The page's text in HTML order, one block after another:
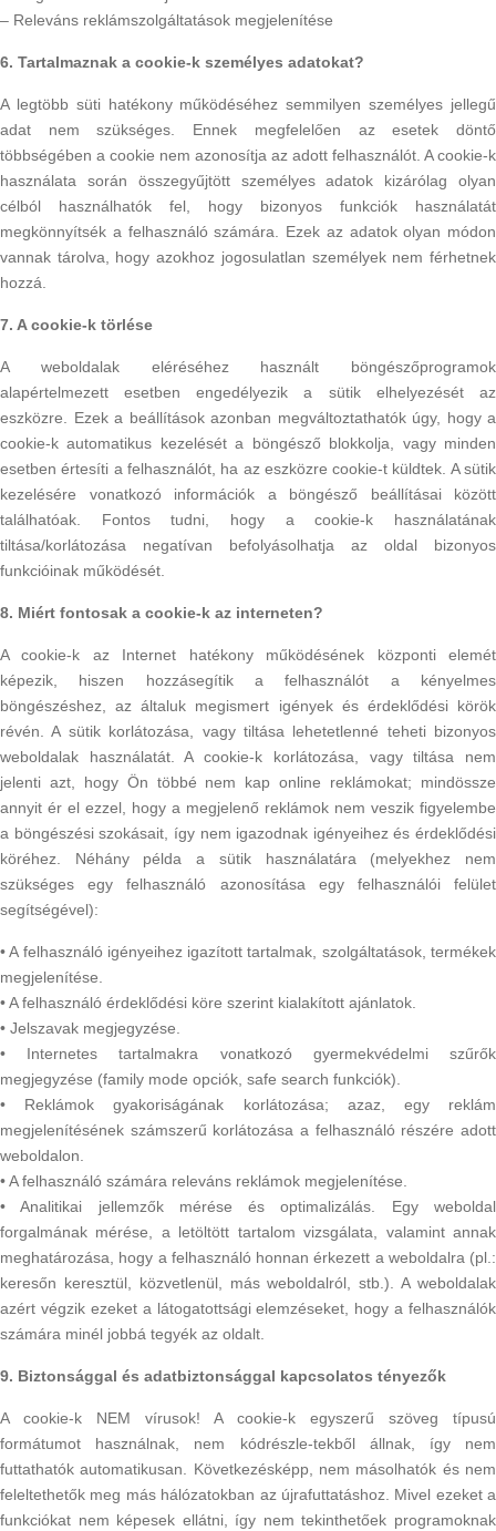
– Releváns reklámszolgáltatások megjelenítése
6. Tartalmaznak a cookie-k személyes adatokat?
A legtöbb süti hatékony működéséhez semmilyen személyes jellegű
adat nem szükséges. Ennek megfelelően az esetek döntő
többségében a cookie nem azonosítja az adott felhasználót. A cookie-k
használata során összegyűjtött személyes adatok kizárólag olyan
célból használhatók fel, hogy bizonyos funkciók használatát
megkönnyítsék a felhasználó számára. Ezek az adatok olyan módon
vannak tárolva, hogy azokhoz jogosulatlan személyek nem férhetnek
hozzá.
7. A cookie-k törlése
A weboldalak eléréséhez használt böngészőprogramok
alapértelmezett esetben engedélyezik a sütik elhelyezését az
eszközre. Ezek a beállítások azonban megváltoztathatók úgy, hogy a
cookie-k automatikus kezelését a böngésző blokkolja, vagy minden
esetben értesíti a felhasználót, ha az eszközre cookie-t küldtek. A sütik
kezelésére vonatkozó információk a böngésző beállításai között
találhatóak. Fontos tudni, hogy a cookie-k használatának
tiltása/korlátozása negatívan befolyásolhatja az oldal bizonyos
funkcióinak működését.
8. Miért fontosak a cookie-k az interneten?
A cookie-k az Internet hatékony működésének központi elemét
képezik, hiszen hozzásegítik a felhasználót a kényelmes
böngészéshez, az általuk megismert igények és érdeklődési körök
révén. A sütik korlátozása, vagy tiltása lehetetlenné teheti bizonyos
weboldalak használatát. A cookie-k korlátozása, vagy tiltása nem
jelenti azt, hogy Ön többé nem kap online reklámokat; mindössze
annyit ér el ezzel, hogy a megjelenő reklámok nem veszik figyelembe
a böngészési szokásait, így nem igazodnak igényeihez és érdeklődési
köréhez. Néhány példa a sütik használatára (melyekhez nem
szükséges egy felhasználó azonosítása egy felhasználói felület
segítségével):
• A felhasználó igényeihez igazított tartalmak, szolgáltatások, termékek
megjelenítése.
• A felhasználó érdeklődési köre szerint kialakított ajánlatok.
• Jelszavak megjegyzése.
• Internetes tartalmakra vonatkozó gyermekvédelmi szűrők
megjegyzése (family mode opciók, safe search funkciók).
• Reklámok gyakoriságának korlátozása; azaz, egy reklám
megjelenítésének számszerű korlátozása a felhasználó részére adott
weboldalon.
• A felhasználó számára releváns reklámok megjelenítése.
• Analitikai jellemzők mérése és optimalizálás. Egy weboldal
forgalmának mérése, a letöltött tartalom vizsgálata, valamint annak
meghatározása, hogy a felhasználó honnan érkezett a weboldalra (pl.:
keresőn keresztül, közvetlenül, más weboldalról, stb.). A weboldalak
azért végzik ezeket a látogatottsági elemzéseket, hogy a felhasználók
számára minél jobbá tegyék az oldalt.
9. Biztonsággal és adatbiztonsággal kapcsolatos tényezők
A cookie-k NEM vírusok! A cookie-k egyszerű szöveg típusú
formátumot használnak, nem kódrészle-tekből állnak, így nem
futtathatók automatikusan. Következésképp, nem másolhatók és nem
feleltethetők meg más hálózatokban az újrafuttatáshoz. Mivel ezeket a
funkciókat nem képesek ellátni, így nem tekinthetőek programoknak